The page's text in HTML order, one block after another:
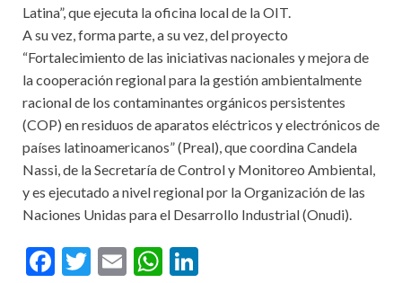
Latina”, que ejecuta la oficina local de la OIT.
A su vez, forma parte, a su vez, del proyecto
“Fortalecimiento de las iniciativas nacionales y mejora de
la cooperación regional para la gestión ambientalmente
racional de los contaminantes orgánicos persistentes
(COP) en residuos de aparatos eléctricos y electrónicos de
países latinoamericanos” (Preal), que coordina Candela
Nassi, de la Secretaría de Control y Monitoreo Ambiental,
y es ejecutado a nivel regional por la Organización de las
Naciones Unidas para el Desarrollo Industrial (Onudi).
F
T
E
W